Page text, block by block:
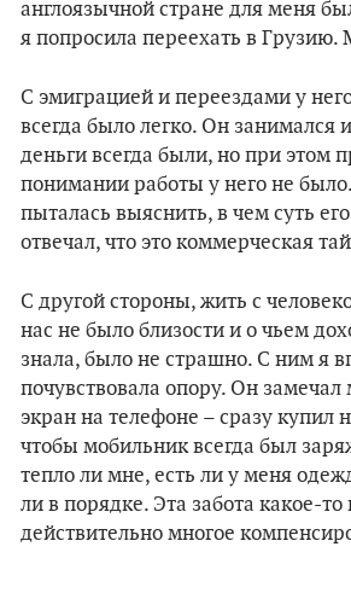
англоязычной стране для меня
я попросила переехать в Грузию.
С эмиграцией и переездами у
всегда было легко. Он занимался
деньги всегда были, но при этом
понимании работы у него не
пыталась выяснить, в чем суть
отвечал, что это коммерческая
С другой стороны, жить с
нас не было близости и о чьем
знала, было не страшно. С ним я
почувствовала опору. Он замечал
экран на телефоне – сразу купил
чтобы мобильник всегда был
тепло ли мне, есть ли у меня
ли в порядке. Эта забота какое-
действительно многое